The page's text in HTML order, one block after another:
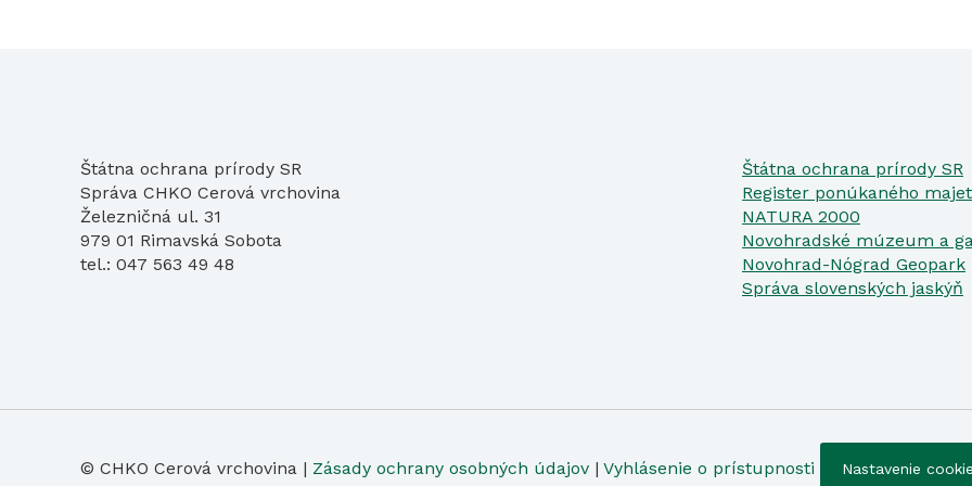
Štátna ochrana prírody SR
Správa CHKO Cerová vrchovina
Železničná ul. 31
979 01 Rimavská Sobota
tel.: 047 563 49 48
Štátna ochrana prírody SR
Register ponúkaného
NATURA 2000
Novohradské múzeum a
Novohrad-Nógrad Geopark
Správa slovenských jaskýň
© CHKO Cerová vrchovina | Zásady ochrany osobných údajov | Vyhlásenie o prístupnosti Nastavenie